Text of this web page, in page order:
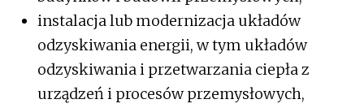
instalacja lub modernizacja układów
odzyskiwania energii, w tym układów
odzyskiwania i przetwarzania ciepła z
urządzeń i procesów przemysłowych,